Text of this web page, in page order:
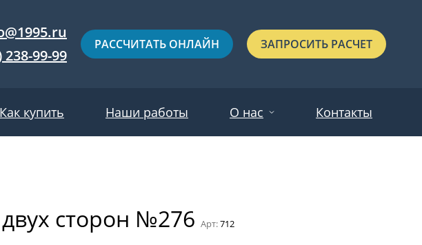
238-99-99
РАССЧИТАТЬ ОНЛАЙН ЗАПРОСИТЬ РАСЧЕТ
двери
Черные
Как купить Наши работы О нас Контакты
сторон №276 Арт:712